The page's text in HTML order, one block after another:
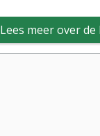
Lees meer over de